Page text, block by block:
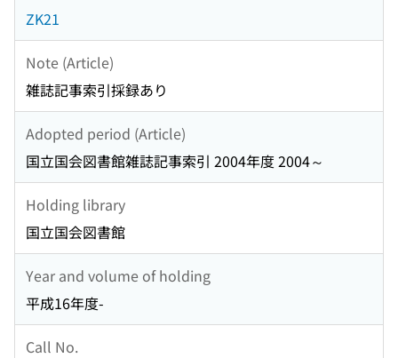
ZK21
Note (Article)
雑誌記事索引採録あり
Adopted period (Article)
国立国会図書館雑誌記事索引 2004年度 2004～
Holding library
国立国会図書館
Year and volume of holding
平成16年度-
Call No.